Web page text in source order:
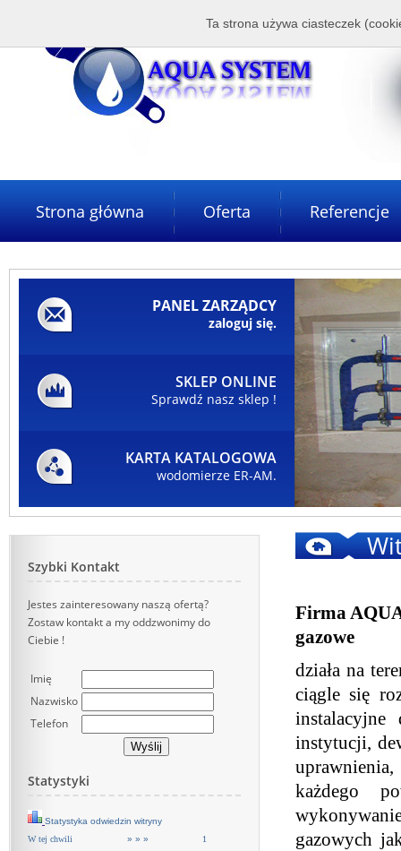
Strona główna Oferta Referencje
PANEL ZARZĄDCY
zaloguj się.
SKLEP ONLINE
Sprawdź nasz sklep !
KARTA KATALOGOWA
wodomierze ER-AM.
Szybki Kontakt
Jestes zainteresowany naszą ofertą?
Zostaw kontakt a my oddzwonimy do
Ciebie !
Imię
Nazwisko
Telefon
Statystyki
Statystyka odwiedzin witryny
W tej chwili
» » »
1
Firma
gazowe
działa na
ciągle się
instalacyjne
instytucji,
każdego
gazowych
Ta strona używa ciasteczek